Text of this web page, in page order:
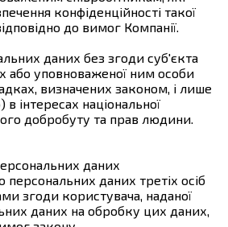
конфіденційності такої
до вимог Компанії.
даних без згоди суб'єкта
або уповноваженої ним особи
визначених законом, і лише
інтересах національної
добробуту та прав людини.
даних
даних третіх осіб
згоди користувача, наданої
даних на обробку цих даних,